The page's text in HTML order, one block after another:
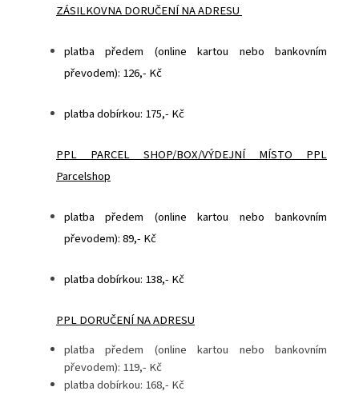
ZÁSILKOVNA DORUČENÍ NA ADRESU
platba předem (online kartou nebo bankovním
převodem): 126,- Kč
platba dobírkou: 175,- Kč
PPL PARCEL SHOP/BOX/VÝDEJNÍ MÍSTO PPL
Parcelshop
platba předem (online kartou nebo bankovním
převodem): 89,- Kč
platba dobírkou: 138,- Kč
PPL DORUČENÍ NA ADRESU
platba předem (online kartou nebo bankovním
převodem): 119,- Kč
platba dobírkou: 168,- Kč